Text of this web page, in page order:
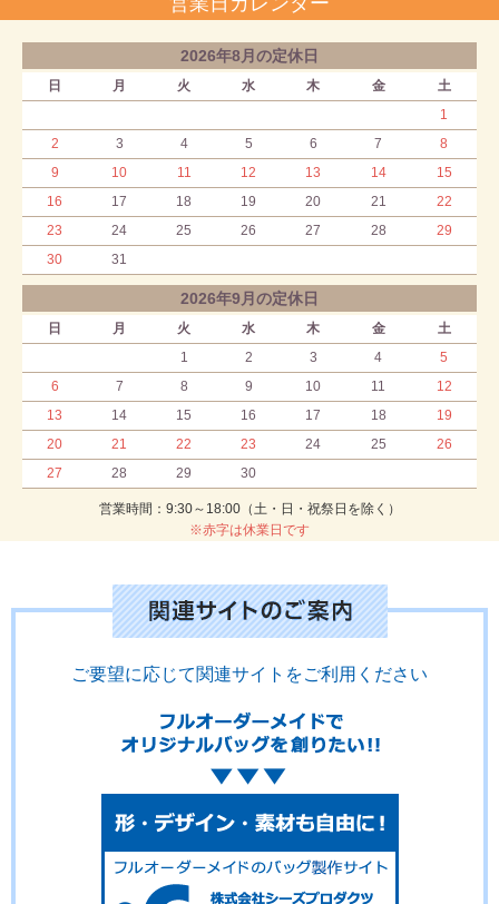
2026年8月の定休日
日 月 火 水 木 金
土
1
2
3 4 5 6 7
8
9
10 11 12 13 14
15
16
17 18 19 20 21
22
23
24 25 26 27 28
29
30
31
2026年9月の定休日
日 月 火 水 木 金
土
1
2 3 4
5
6
7 8 9 10 11
12
13
14 15 16 17 18
19
20
21 22 23 24 25
26
27
28 29 30
営業時間：9:30～18:00（土・日・祝祭日を除く）
※赤字は休業日です
ご要望に応じて関連サイトをご利用ください